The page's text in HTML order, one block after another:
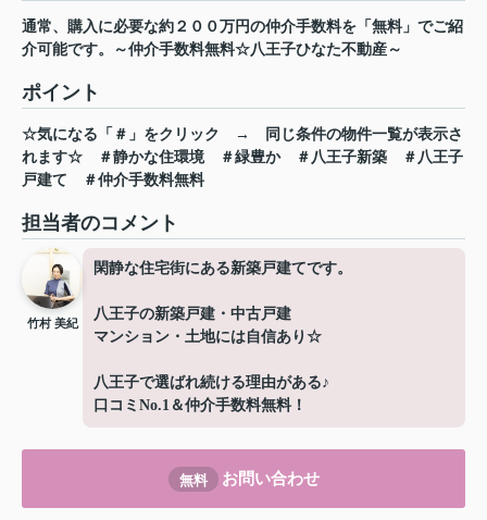
通常、購入に必要な約２００万円の仲介手数料を「無料」でご紹
介可能です。～仲介手数料無料☆八王子ひなた不動産～
ポイント
☆気になる「＃」をクリック →
同じ条件の物件一覧が表示さ
れます☆
＃静かな住環境 ＃緑豊か ＃八王子新築
＃八王子
戸建て
＃仲介手数料無料
担当者のコメント
竹村 美紀
閑静な住宅街にある新築戸建てです。
八王子の新築戸建・中古戸建
マンション・土地には自信あり☆
八王子で選ばれ続ける理由がある♪
口コミNo.1＆仲介手数料無料！
無料 お問い合わせ